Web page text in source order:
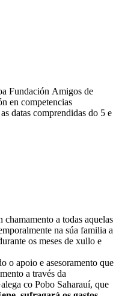
Fundación Amigos de
en competencias
datas comprendidas do 5 e
a todas aquelas
na súa familia a
os meses de xullo e
o apoio e asesoramento que
a través da
co Pobo Saharauí, que